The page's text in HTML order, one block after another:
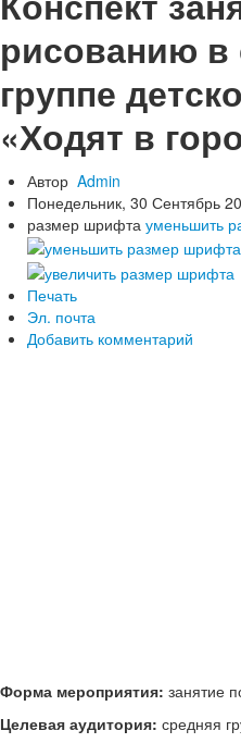
Начальная школа
Сценарии праздников в
1 сентября - День
День Учителя
Праздник осени
Новый год, Рождество
23 Февраля
8 Марта
9 Мая - День Победы
Спортивные
День рождения
Выпускной в
Другие праздники
Литература, чтение
Спортивные
День рождения
рисованию в
группе
«Ходят в
Автор Admin
Понедельник, 30 Сентябрь
размер шрифта уменьшить
Печать
Эл. почта
Добавить комментарий
Форма мероприятия: занятие
Целевая аудитория: средняя